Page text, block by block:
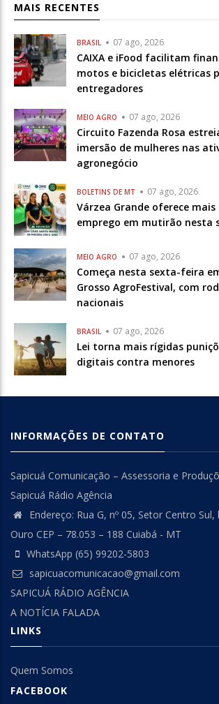
MAIS RECENTES
BRASIL 07 ago, 2026
CAIXA e iFood facilitam
motos e bicicletas elétricas
entregadores
MEIO AGRO 07 ago, 2026
Circuito Fazenda Rosa
imersão de mulheres nas
agronegócio
BOLETINS DE MT 07 ago, 2026
Várzea Grande oferece mais
emprego em mutirão nesta
MEIO AGRO 07 ago, 2026
Começa nesta sexta-feira
Grosso AgroFestival, com
nacionais
BRASIL 07 ago, 2026
Lei torna mais rígidas
digitais contra menores
INFORMAÇÕES DE CONTATO
Sapicuá Comunicação – Assessoria e
Sapicuá Rádio Agência
Endereço: Rua G, nº 05, Setor Centro
Ouro CEP – 78.053 – 188 Cuiabá - MT
WhatsApp (65) 99202-5803
sapicuacomunicacao@gmail.com
SAPICUÁ RÁDIO AGÊNCIA
A NOTÍCIA FALADA
LINKS
Quem Somos
FACEBOOK